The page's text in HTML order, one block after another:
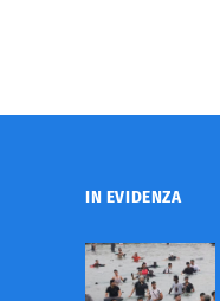
IN EVIDENZA